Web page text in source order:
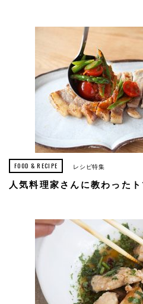
FOOD & RECIPE レシピ特集
人気料理家さんに教わった